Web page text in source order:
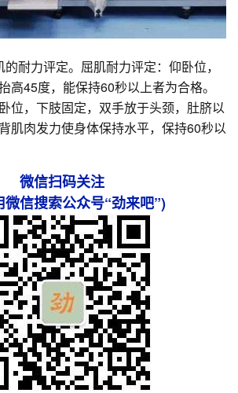
耐力评定。屈肌耐力评定：仰卧位，
高45度，能保持60秒以上者为合格。
位，下肢固定，双手放于头颈，肚脐以
肌肉发力使身体保持水平，保持60秒以
微信扫码关注
微信搜索公众号“劲来吧”)